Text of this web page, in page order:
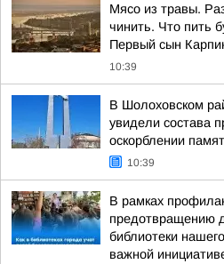
Мясо из травы.
чинить. Что пить
Первый сын
10:39
В Шолоховском
увидели состава
оскорблении
10:39
В рамках
предотвращению
библиотеки
важной